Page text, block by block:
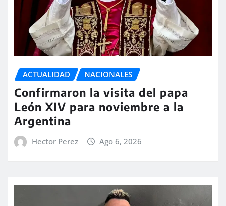
ACTUALIDAD NACIONALES
Confirmaron la visita del papa
León XIV para noviembre a la
Argentina
Hector Perez Ago 6, 2026